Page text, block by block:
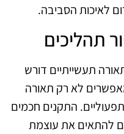
לאיכות הסביבה.
תהליכים
תעשייתיים דורש
לא רק תאורה
התקנים חכמים
להתאים את עוצמת